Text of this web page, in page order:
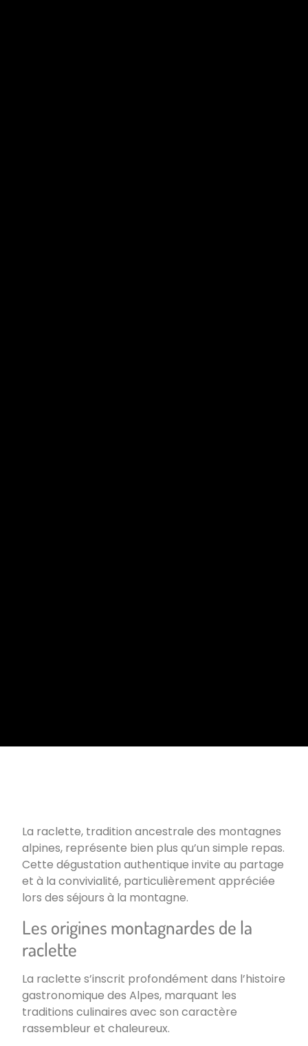
La raclette, tradition ancestrale des montagnes
alpines, représente bien plus qu’un simple repas.
Cette dégustation authentique invite au partage
et à la convivialité, particulièrement appréciée
lors des séjours à la montagne.
Les origines montagnardes de la
raclette
La raclette s’inscrit profondément dans l’histoire
gastronomique des Alpes, marquant les
traditions culinaires avec son caractère
rassembleur et chaleureux.